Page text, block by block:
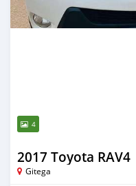
4
2017 Toyota RAV4
Gitega